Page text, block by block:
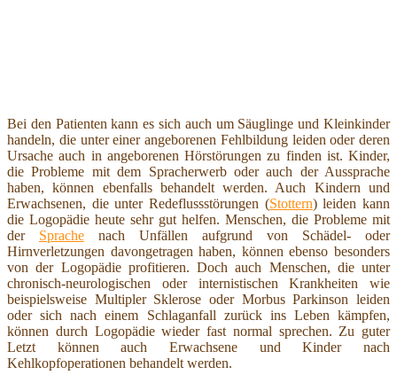
Bei den Patienten kann es sich auch um Säuglinge und Kleinkinder
handeln, die unter einer angeborenen Fehlbildung leiden oder deren
Ursache auch in angeborenen Hörstörungen zu finden ist. Kinder,
die Probleme mit dem Spracherwerb oder auch der Aussprache
haben, können ebenfalls behandelt werden. Auch Kindern und
Erwachsenen, die unter Redeflussstörungen (Stottern) leiden kann
die Logopädie heute sehr gut helfen. Menschen, die Probleme mit
der Sprache nach Unfällen aufgrund von Schädel- oder
Hirnverletzungen davongetragen haben, können ebenso besonders
von der Logopädie profitieren. Doch auch Menschen, die unter
chronisch-neurologischen oder internistischen Krankheiten wie
beispielsweise Multipler Sklerose oder Morbus Parkinson leiden
oder sich nach einem Schlaganfall zurück ins Leben kämpfen,
können durch Logopädie wieder fast normal sprechen. Zu guter
Letzt können auch Erwachsene und Kinder nach
Kehlkopfoperationen behandelt werden.